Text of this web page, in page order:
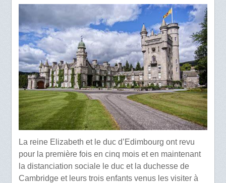
La reine Elizabeth et le duc d’Edimbourg ont revu
pour la première fois en cinq mois et en maintenant
la distanciation sociale le duc et la duchesse de
Cambridge et leurs trois enfants venus les visiter à